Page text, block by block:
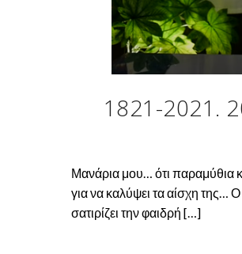
1821-2021.
Μανάρια μου… ότι παραμύθια
για να καλύψει τα αίσχη της…
σατιρίζει την φαιδρή […]